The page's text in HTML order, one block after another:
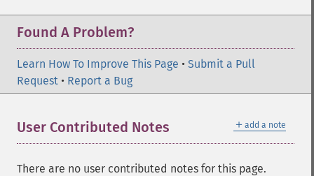
Found A Problem?
Learn How To Improve This Page • Submit a Pull
Request • Report a Bug
＋ add a note
User Contributed Notes
There are no user contributed notes for this page.